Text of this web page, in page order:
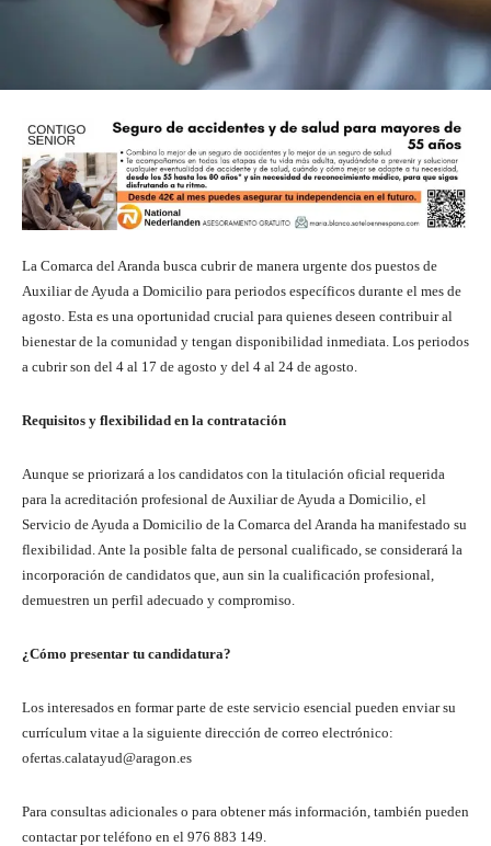
La Comarca del Aranda busca cubrir de manera urgente dos puestos de
Auxiliar de Ayuda a Domicilio para periodos específicos durante el mes de
agosto. Esta es una oportunidad crucial para quienes deseen contribuir al
bienestar de la comunidad y tengan disponibilidad inmediata. Los periodos
a cubrir son del 4 al 17 de agosto y del 4 al 24 de agosto.
Requisitos y flexibilidad en la contratación
Aunque se priorizará a los candidatos con la titulación oficial requerida
para la acreditación profesional de Auxiliar de Ayuda a Domicilio, el
Servicio de Ayuda a Domicilio de la Comarca del Aranda ha manifestado su
flexibilidad. Ante la posible falta de personal cualificado, se considerará la
incorporación de candidatos que, aun sin la cualificación profesional,
demuestren un perfil adecuado y compromiso.
¿Cómo presentar tu candidatura?
Los interesados en formar parte de este servicio esencial pueden enviar su
currículum vitae a la siguiente dirección de correo electrónico:
ofertas.calatayud@aragon.es
Para consultas adicionales o para obtener más información, también pueden
contactar por teléfono en el 976 883 149.